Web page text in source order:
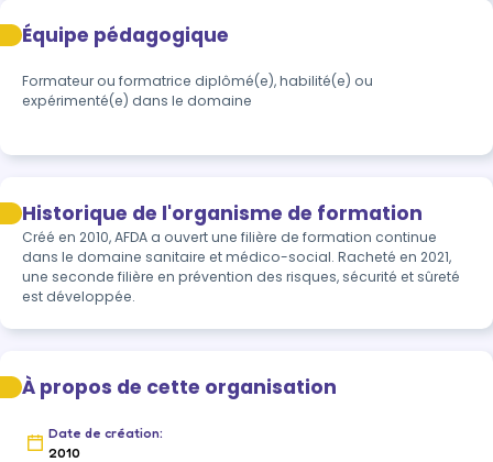
Équipe pédagogique
Formateur ou formatrice diplômé(e), habilité(e) ou
expérimenté(e) dans le domaine
Historique de l'organisme de formation
Créé en 2010, AFDA a ouvert une filière de formation continue
dans le domaine sanitaire et médico-social. Racheté en 2021,
une seconde filière en prévention des risques, sécurité et sûreté
est développée.
À propos de cette organisation
Date de création:
2010